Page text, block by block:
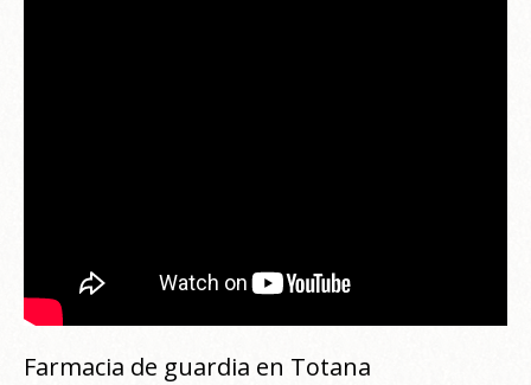
Farmacia de guardia en Totana